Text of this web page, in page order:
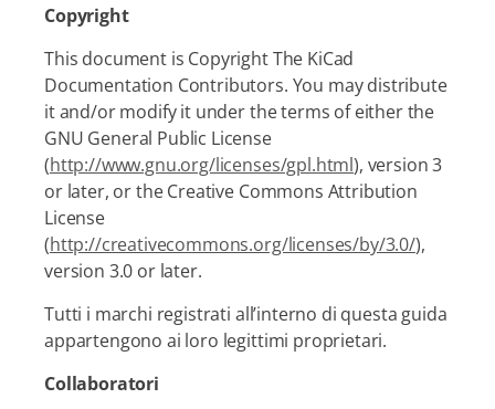
Copyright
This document is Copyright The KiCad
Documentation Contributors. You may distribute
it and/or modify it under the terms of either the
GNU General Public License
(http://www.gnu.org/licenses/gpl.html), version 3
or later, or the Creative Commons Attribution
License
(http://creativecommons.org/licenses/by/3.0/),
version 3.0 or later.
Tutti i marchi registrati all’interno di questa guida
appartengono ai loro legittimi proprietari.
Collaboratori